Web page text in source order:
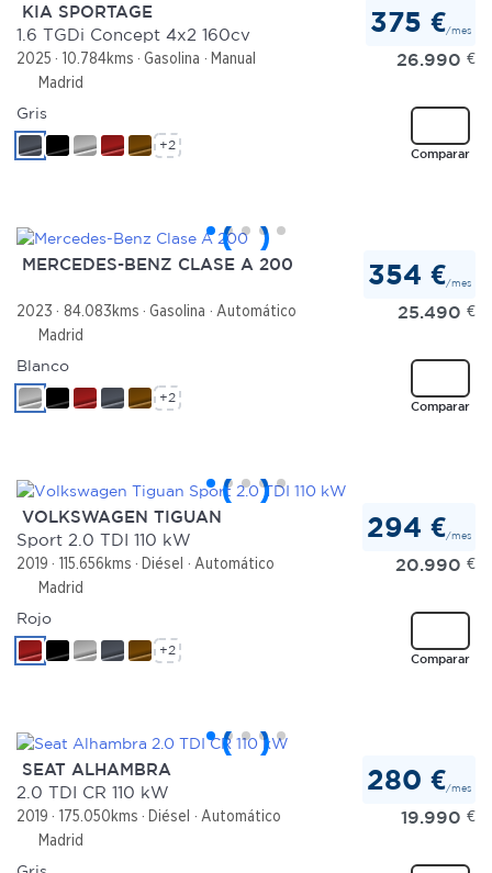
KIA SPORTAGE
1.6 TGDi Concept 4x2 160cv
2025 10.784kms Gasolina
Manual
Madrid
375 €/mes
26.990 €
Comparar
Gris
+2
MERCEDES-BENZ CLASE A 200
2023 84.083kms Gasolina
Automático
Madrid
354 €/mes
25.490 €
Comparar
Blanco
+2
VOLKSWAGEN TIGUAN
Sport 2.0 TDI 110 kW
2019 115.656kms Diésel
Automático
Madrid
294 €/mes
20.990 €
Comparar
Rojo
+2
SEAT ALHAMBRA
2.0 TDI CR 110 kW
2019 175.050kms Diésel
Automático
Madrid
280 €/mes
19.990 €